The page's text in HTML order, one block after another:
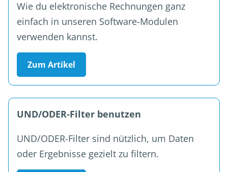
Wie du elektronische Rechnungen ganz
einfach in unseren Software-Modulen
verwenden kannst.
Zum Artikel
UND/ODER-Filter benutzen
UND/ODER-Filter sind nützlich, um Daten
oder Ergebnisse gezielt zu filtern.